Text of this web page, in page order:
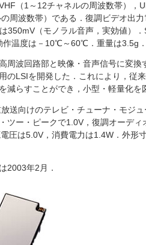
（1～12チャネルの周波数帯），
周波数帯）である．復調ビデオ出力
350mV（モノラル音声，実効値）
作温度は－10℃～60℃．重量は3.5g．
波回路部と映像・音声信号に変換
のLSIを開発した．これにより，従
減らすことができ，小型・軽量化を
送向けのテレビ・チューナ・モジ
ツー・ピークで1.0V，復調オーディ
圧は5.0V，消費電力は1.4W．外形
2003年2月．